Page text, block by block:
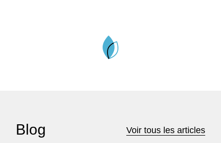
Blog Voir tous les articles